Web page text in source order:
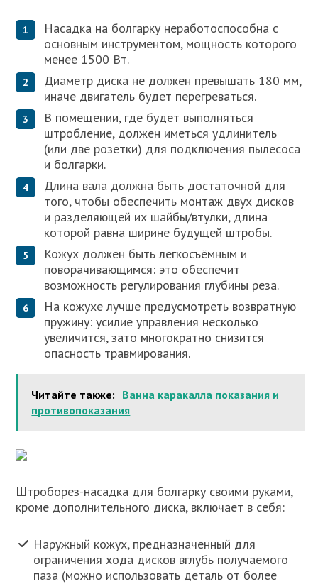
Насадка на болгарку неработоспособна с
основным инструментом, мощность которого
менее 1500 Вт.
Диаметр диска не должен превышать 180 мм,
иначе двигатель будет перегреваться.
В помещении, где будет выполняться
штробление, должен иметься удлинитель
(или две розетки) для подключения пылесоса
и болгарки.
Длина вала должна быть достаточной для
того, чтобы обеспечить монтаж двух дисков
и разделяющей их шайбы/втулки, длина
которой равна ширине будущей штробы.
Кожух должен быть легкосъёмным и
поворачивающимся: это обеспечит
возможность регулирования глубины реза.
На кожухе лучше предусмотреть возвратную
пружину: усилие управления несколько
увеличится, зато многократно снизится
опасность травмирования.
Читайте также: Ванна каракалла показания и
противопоказания
Штроборез-насадка для болгарку своими руками,
кроме дополнительного диска, включает в себя:
Наружный кожух, предназначенный для
ограничения хода дисков вглубь получаемого
паза (можно использовать деталь от более